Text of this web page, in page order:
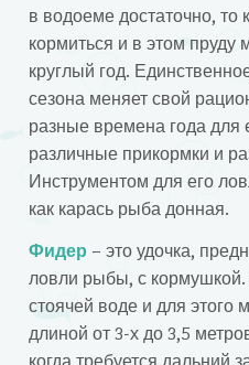
в водоеме достаточно, то
кормиться и в этом пруду
круглый год.
сезона меняет свой
разные времена года для
различные прикормки и
Инструментом для его
как карась рыба донная.
Фидер – это удочка,
ловли рыбы, с
стоячей воде и для этого
длиной от 3-х до 3,5
когда требуется дальний